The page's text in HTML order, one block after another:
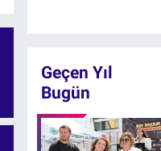
Geçen Yıl
Bugün